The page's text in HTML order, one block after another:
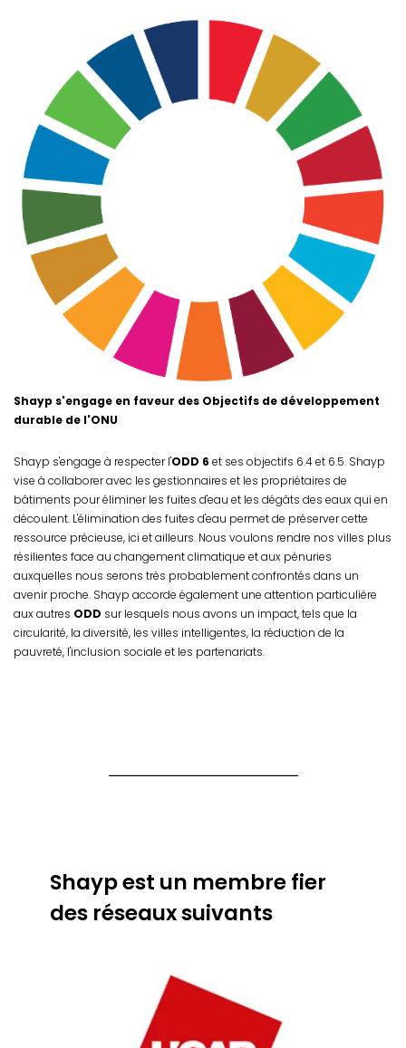
Shayp s'engage en faveur des Objectifs de développement
durable de l'ONU
Shayp s'engage à respecter l'ODD 6 et ses objectifs 6.4 et 6.5. Shayp
vise à collaborer avec les gestionnaires et les propriétaires de
bâtiments pour éliminer les fuites d'eau et les dégâts des eaux qui en
découlent. L'élimination des fuites d'eau permet de préserver cette
ressource précieuse, ici et ailleurs. Nous voulons rendre nos villes plus
résilientes face au changement climatique et aux pénuries
auxquelles nous serons très probablement confrontés dans un
avenir proche. Shayp accorde également une attention particulière
aux autres ODD sur lesquels nous avons un impact, tels que la
circularité, la diversité, les villes intelligentes, la réduction de la
pauvreté, l'inclusion sociale et les partenariats.
Shayp est un membre fier
des réseaux suivants